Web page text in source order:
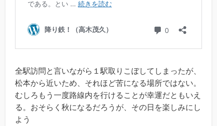
全駅訪問と言いながら１駅取りこぼしてしまったが、
松本から近いため、それほど苦になる場所ではない。
むしろもう一度路線内を行けることが幸運だともいえ
る。おそらく秋になるだろうが、その日を楽しみにし
よう